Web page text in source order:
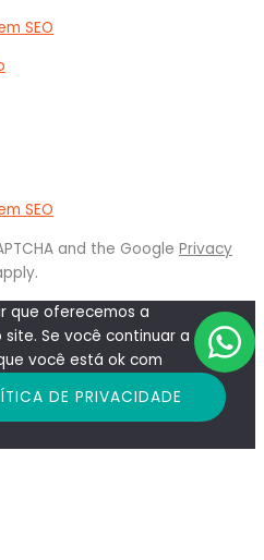
SEO
SEO
and the Google Privacy
que oferecemos a
Se você continuar a
você está ok com
DE PRIVACIDADE